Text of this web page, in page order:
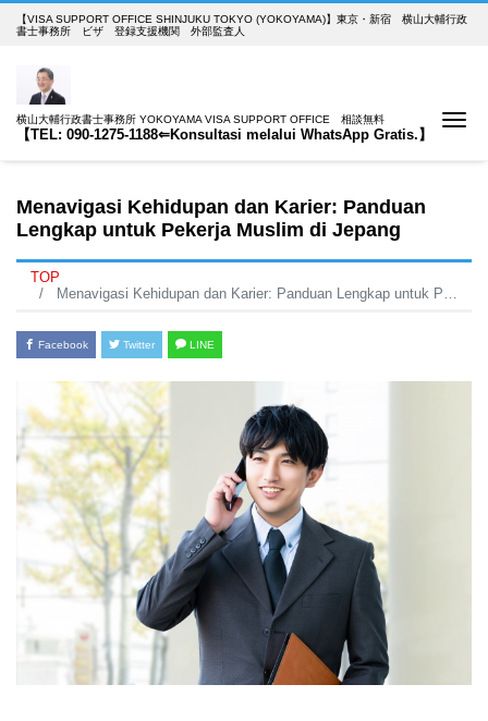
【VISA SUPPORT OFFICE SHINJUKU TOKYO (YOKOYAMA)】東京・新宿 横山大輔行政
書士事務所 ビザ 登録支援機関 外部監査人
横山大輔行政書士事務所 YOKOYAMA VISA SUPPORT OFFICE 相談無料
【TEL: 090-1275-1188⇐Konsultasi melalui WhatsApp Gratis.】
Menavigasi Kehidupan dan Karier: Panduan
Lengkap untuk Pekerja Muslim di Jepang
TOP
Menavigasi Kehidupan dan Karier: Panduan Lengkap untuk Pekerja Muslim di Jepang
Facebook Twitter LINE